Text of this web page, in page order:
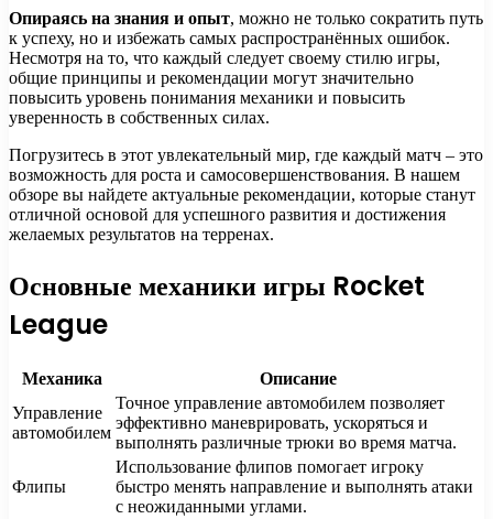
Опираясь на знания и опыт, можно не только сократить путь
к успеху, но и избежать самых распространённых ошибок.
Несмотря на то, что каждый следует своему стилю игры,
общие принципы и рекомендации могут значительно
повысить уровень понимания механики и повысить
уверенность в собственных силах.
Погрузитесь в этот увлекательный мир, где каждый матч – это
возможность для роста и самосовершенствования. В нашем
обзоре вы найдете актуальные рекомендации, которые станут
отличной основой для успешного развития и достижения
желаемых результатов на терренах.
Основные механики игры Rocket
League
Механика
Описание
Управление
автомобилем
Точное управление автомобилем позволяет
эффективно маневрировать, ускоряться и
выполнять различные трюки во время матча.
Флипы
Использование флипов помогает игроку
быстро менять направление и выполнять атаки
с неожиданными углами.